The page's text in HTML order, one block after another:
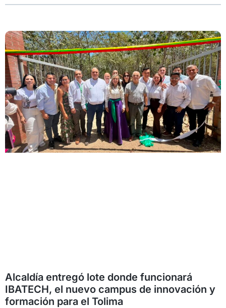
Alcaldía entregó lote donde funcionará
IBATECH, el nuevo campus de innovación y
formación para el Tolima